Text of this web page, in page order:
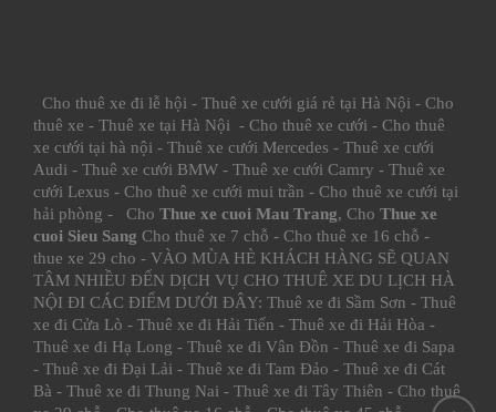
Cho thuê xe đi lễ hội - Thuê xe cưới giá rẻ tại Hà Nội - Cho
thuê xe - Thuê xe tại Hà Nội - Cho thuê xe cưới - Cho thuê
xe cưới tại hà nội - Thuê xe cưới Mercedes - Thuê xe cưới
Audi - Thuê xe cưới BMW - Thuê xe cưới Camry - Thuê xe
cưới Lexus - Cho thuê xe cưới mui trần - Cho thuê xe cưới tại
hải phòng - Cho Thue xe cuoi Mau Trang, Cho Thue xe
cuoi Sieu Sang Cho thuê xe 7 chỗ - Cho thuê xe 16 chỗ -
thue xe 29 cho - VÀO MÙA HÈ KHÁCH HÀNG SẼ QUAN
TÂM NHIỀU ĐẾN DỊCH VỤ CHO THUÊ XE DU LỊCH HÀ
NỘI ĐI CÁC ĐIỂM DƯỚI ĐÂY: Thuê xe đi Sầm Sơn - Thuê
xe đi Cửa Lò - Thuê xe đi Hải Tiến - Thuê xe đi Hải Hòa -
Thuê xe đi Hạ Long - Thuê xe đi Vân Đồn - Thuê xe đi Sapa
- Thuê xe đi Đại Lải - Thuê xe đi Tam Đảo - Thuê xe đi Cát
Bà - Thuê xe đi Thung Nai - Thuê xe đi Tây Thiên - Cho thuê